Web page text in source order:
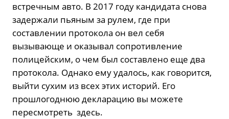
встречным авто. В 2017 году кандидата снова
задержали пьяным за рулем, где при
составлении протокола он вел себя
вызывающе и оказывал сопротивление
полицейским, о чем был составлено еще два
протокола. Однако ему удалось, как говорится,
выйти сухим из всех этих историй. Его
прошлогоднюю декларацию вы можете
пересмотреть здесь.